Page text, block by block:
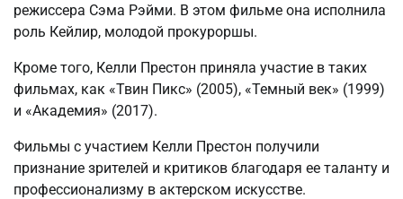
режиссера Сэма Рэйми. В этом фильме она исполнила
роль Кейлир, молодой прокуроршы.
Кроме того, Келли Престон приняла участие в таких
фильмах, как «Твин Пикс» (2005), «Темный век» (1999)
и «Академия» (2017).
Фильмы с участием Келли Престон получили
признание зрителей и критиков благодаря ее таланту и
профессионализму в актерском искусстве.